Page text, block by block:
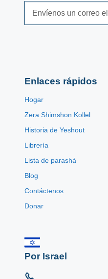
Enlaces rápidos
Hogar
Zera Shimshon Kollel
Historia de Yeshout
Librería
Lista de parashá
Blog
Contáctenos
Donar
Por Israel